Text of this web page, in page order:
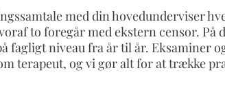
med din hovedunderviser
to foregår med ekstern censor. På
fagligt niveau fra år til år. Eksaminer
terapeut, og vi gør alt for at trække